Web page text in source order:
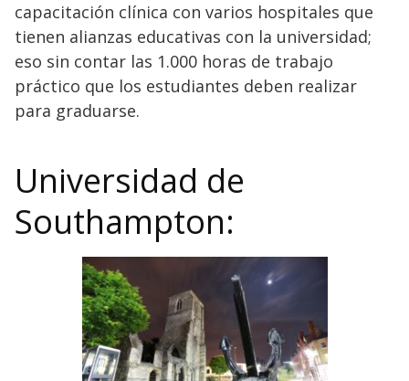
capacitación clínica con varios hospitales que
tienen alianzas educativas con la universidad;
eso sin contar las 1.000 horas de trabajo
práctico que los estudiantes deben realizar
para graduarse.
Universidad de
Southampton: